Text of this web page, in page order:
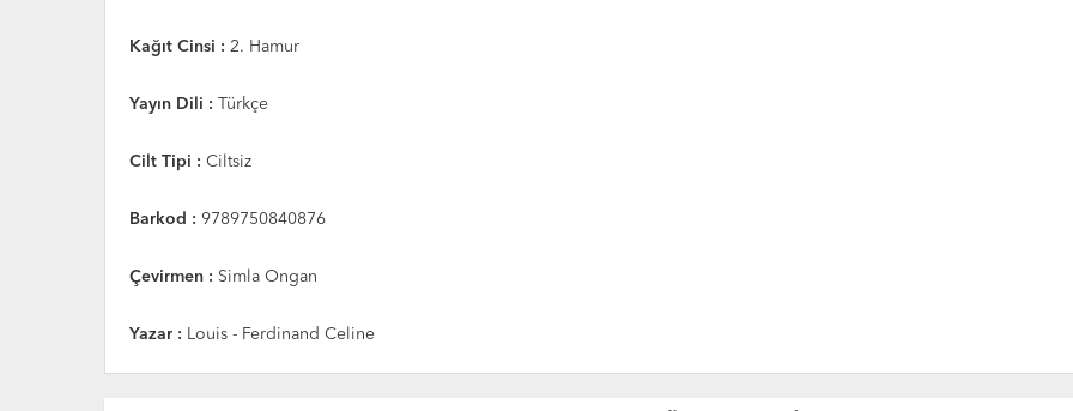
Kağıt Cinsi : 2. Hamur
Yayın Dili : Türkçe
Cilt Tipi : Ciltsiz
Barkod : 9789750840876
Çevirmen : Simla Ongan
Yazar : Louis - Ferdinand Celine